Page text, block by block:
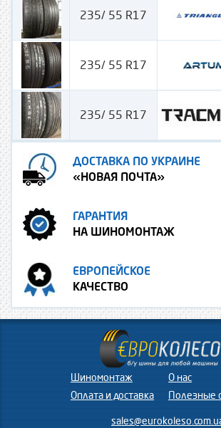
235/ 55 R17
235/ 55 R17
235/ 55 R17
ДОСТАВКА ПО УКРАИНЕ
«НОВАЯ ПОЧТА»
ГАРАНТИЯ
НА ШИНОМОНТАЖ
ЕВРОПЕЙСКОЕ
КАЧЕСТВО
Шиномонтаж
Оплата и доставка
О нас
Полезные